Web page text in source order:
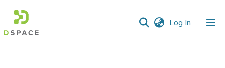
Log In (current)